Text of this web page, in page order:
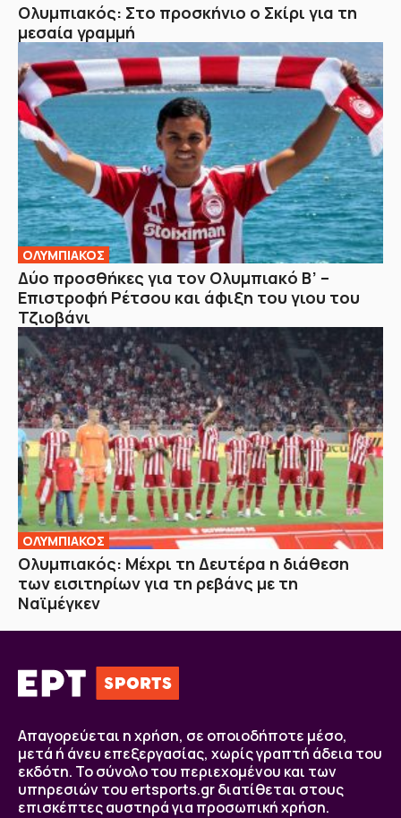
Ολυμπιακός: Στο προσκήνιο ο Σκίρι για τη
μεσαία γραμμή
ΟΛΥΜΠΙΑΚΟΣ
Δύο προσθήκες για τον Ολυμπιακό Β’ –
Επιστροφή Ρέτσου και άφιξη του γιου του
Τζιοβάνι
ΟΛΥΜΠΙΑΚΟΣ
Ολυμπιακός: Μέχρι τη Δευτέρα η διάθεση
των εισιτηρίων για τη ρεβάνς με τη
Ναϊμέγκεν
Απαγορεύεται η χρήση, σε οποιοδήποτε μέσο,
μετά ή άνευ επεξεργασίας, χωρίς γραπτή άδεια του
εκδότη. Το σύνολο του περιεχομένου και των
υπηρεσιών του ertsports.gr διατίθεται στους
επισκέπτες αυστηρά για προσωπική χρήση.